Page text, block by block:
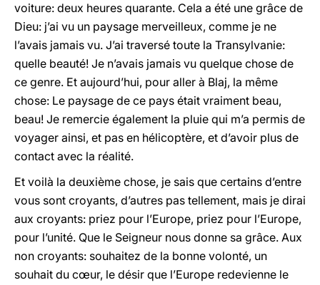
voiture: deux heures quarante. Cela a été une grâce de
Dieu: j’ai vu un paysage merveilleux, comme je ne
l’avais jamais vu. J’ai traversé toute la Transylvanie:
quelle beauté! Je n’avais jamais vu quelque chose de
ce genre. Et aujourd’hui, pour aller à Blaj, la même
chose: Le paysage de ce pays était vraiment beau,
beau! Je remercie également la pluie qui m’a permis de
voyager ainsi, et pas en hélicoptère, et d’avoir plus de
contact avec la réalité.
Et voilà la deuxième chose, je sais que certains d’entre
vous sont croyants, d’autres pas tellement, mais je dirai
aux croyants: priez pour l’Europe, priez pour l’Europe,
pour l’unité. Que le Seigneur nous donne sa grâce. Aux
non croyants: souhaitez de la bonne volonté, un
souhait du cœur, le désir que l’Europe redevienne le